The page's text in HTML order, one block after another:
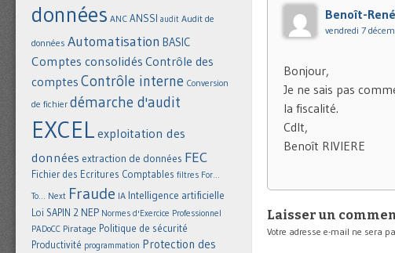
Benoît-
vendredi 7
Bonjour,
Je ne sais pas
la fiscalité.
Cdlt,
Benoît RIVIERE
Laisser un
Votre adresse e-mail ne sera
données ANC ANSSI audit Audit de
données Automatisation BASIC
Comptes consolidés Contrôle des
comptes Contrôle interne Conversion
de fichier démarche d'audit
EXCEL exploitation des
données extraction de données FEC
Fichier des Ecritures Comptables filtres For...
To... Next Fraude IA Intelligence artificielle
Loi SAPIN 2 NEP Normes d'Exercice Professionnel
PADoCC Piratage Politique de sécurité
Productivité programmation Protection des